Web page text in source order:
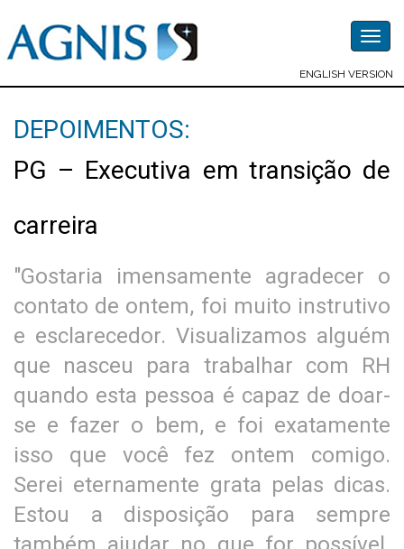
ENGLISH VERSION
DEPOIMENTOS:
PG – Executiva em transição de
carreira
"Gostaria imensamente agradecer o
contato de ontem, foi muito instrutivo
e esclarecedor. Visualizamos alguém
que nasceu para trabalhar com RH
quando esta pessoa é capaz de doar-
se e fazer o bem, e foi exatamente
isso que você fez ontem comigo.
Serei eternamente grata pelas dicas.
Estou a disposição para sempre